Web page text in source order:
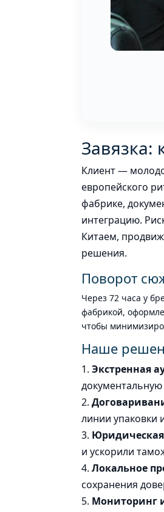
Завязка:
Клиент —
европейского
фабрике,
интеграцию.
Китаем,
решения.
Поворот
Через 72 часа у
фабрикой,
чтобы
Наше
Экстренная
документальную
линии упаковки
и ускорили
Локальное
сохранения
Мониторинг